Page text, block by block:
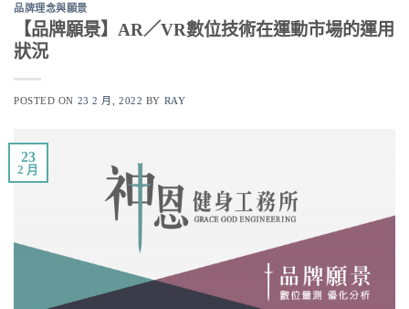
品牌理念與願景
【品牌願景】AR／VR數位技術在運動市場的運用
狀況
POSTED ON 23 2 月, 2022 BY RAY
23
2 月